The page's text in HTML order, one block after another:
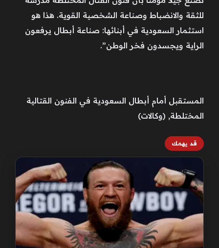
للثقة والانضباط وصناعة الشخصية القوية. هذا هو
استثمار السعودية في أبنائها: صناعة أبطال يرفعون
الراية ويجسدون فخر الوطن”.
المستقبل أمام أبطال السعودية في الفنون القتالية
المختلطة, (وكالات)
قد يهمك